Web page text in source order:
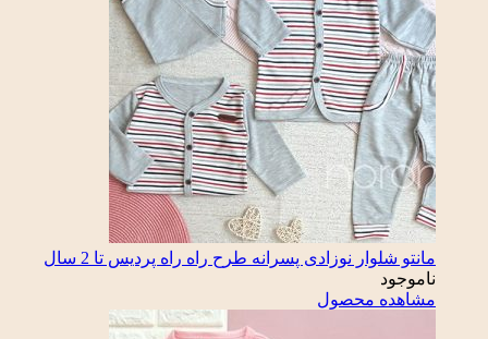
مانتو شلوار نوزادی پسرانه طرح راه راه پردیس تا 2 سال
ناموجود
مشاهده محصول